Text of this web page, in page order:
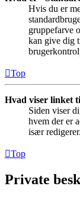
Hvis du er
gruppefarve
kan give dig
Top
Hvad viser linket
Siden viser
hvem der er
især redigerer.
Top
Private